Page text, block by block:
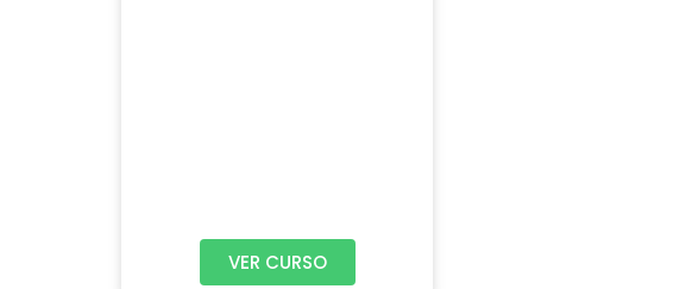
VER CURSO